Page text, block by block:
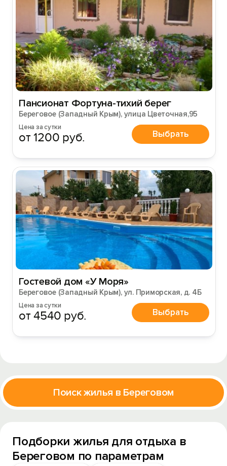
Пансионат Фортуна-тихий берег
Береговое (Западный Крым), улица Цветочная,95
Цена за сутки
от 1200 руб. Выбрать
Гостевой дом «У Моря»
Береговое (Западный Крым), ул. Приморская, д. 4Б
Цена за сутки
от 4540 руб. Выбрать
Поиск жилья в Береговом
Подборки жилья для отдыха в
Береговом по параметрам